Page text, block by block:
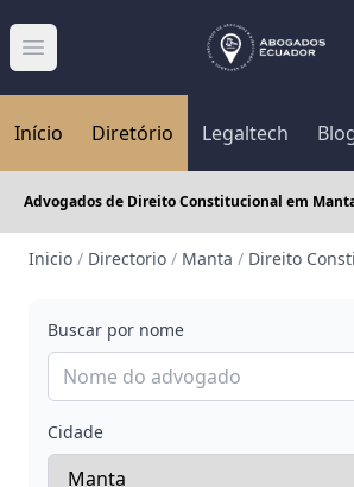
Abrir menú
Início Diretório Legaltech
Advogados de Direito Constitucional em
Inicio / Directorio / Manta / Direito
Buscar por nome
Cidade